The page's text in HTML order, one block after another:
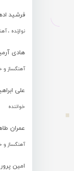
فرشید
نوازنده ،
هادی
آهنگساز و
علی
خواننده
عمران
آهنگساز و
امین پرور